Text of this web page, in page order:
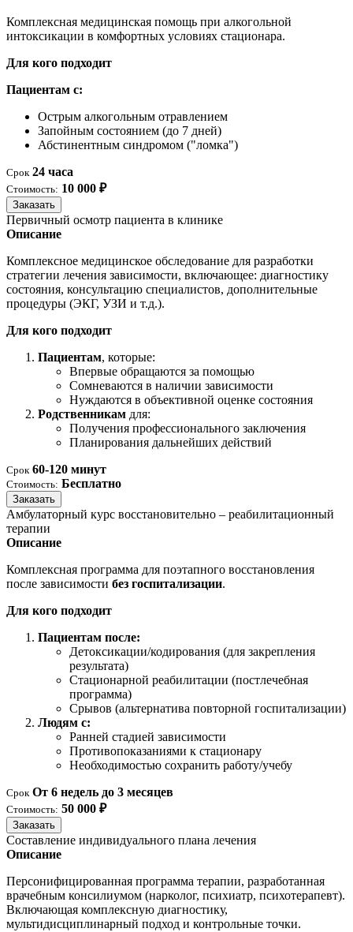
Комплексная медицинская помощь при алкогольной
интоксикации в комфортных условиях стационара.
Для кого подходит
Пациентам с:
Острым алкогольным отравлением
Запойным состоянием (до 7 дней)
Абстинентным синдромом ("ломка")
Срок 24 часа
Стоимость: 10 000 ₽
Заказать
Первичный осмотр пациента в клинике
Описание
Комплексное медицинское обследование для разработки
стратегии лечения зависимости, включающее: диагностику
состояния, консультацию специалистов, дополнительные
процедуры (ЭКГ, УЗИ и т.д.).
Для кого подходит
Пациентам, которые:
Впервые обращаются за помощью
Сомневаются в наличии зависимости
Нуждаются в объективной оценке состояния
Родственникам для:
Получения профессионального заключения
Планирования дальнейших действий
Срок 60-120 минут
Стоимость: Бесплатно
Заказать
Амбулаторный курс восстановительно – реабилитационный
терапии
Описание
Комплексная программа для поэтапного восстановления
после зависимости без госпитализации.
Для кого подходит
Пациентам после:
Детоксикации/кодирования (для закрепления
результата)
Стационарной реабилитации (постлечебная
программа)
Срывов (альтернатива повторной госпитализации)
Людям с:
Ранней стадией зависимости
Противопоказаниями к стационару
Необходимостью сохранить работу/учебу
Срок От 6 недель до 3 месяцев
Стоимость: 50 000 ₽
Заказать
Составление индивидуального плана лечения
Описание
Персонифицированная программа терапии, разработанная
врачебным консилиумом (нарколог, психиатр, психотерапевт).
Включающая комплексную диагностику,
мультидисциплинарный подход и контрольные точки.